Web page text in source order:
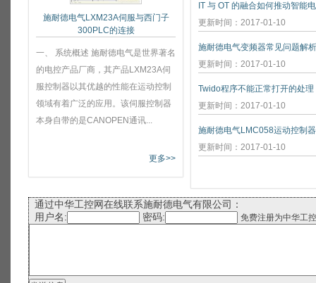
施耐德电气LXM23A伺服与西门子
300PLC的连接
一、 系统概述 施耐德电气是世界著名
的电控产品厂商，其产品LXM23A伺
服控制器以其优越的性能在运动控制
领域有着广泛的应用。该伺服控制器
本身自带的是CANOPEN通讯...
更多>>
IT 与 OT 的融合如何推动智能
更新时间：2017-01-10
施耐德电气变频器常见问题解析
更新时间：2017-01-10
Twido程序不能正常打开的处理
更新时间：2017-01-10
施耐德电气LMC058运动控制
更新时间：2017-01-10
通过中华工控网在线联系施耐德电气有限公司：
用户名:
密码: 免费注册为中华工